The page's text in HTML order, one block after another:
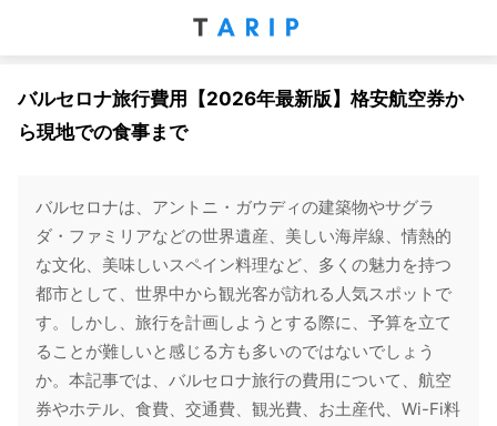
バルセロナ旅行費用【2026年最新版】格安航空券か
ら現地での食事まで
バルセロナは、アントニ・ガウディの建築物やサグラ
ダ・ファミリアなどの世界遺産、美しい海岸線、情熱的
な文化、美味しいスペイン料理など、多くの魅力を持つ
都市として、世界中から観光客が訪れる人気スポットで
す。しかし、旅行を計画しようとする際に、予算を立て
ることが難しいと感じる方も多いのではないでしょう
か。本記事では、バルセロナ旅行の費用について、航空
券やホテル、食費、交通費、観光費、お土産代、Wi-Fi料